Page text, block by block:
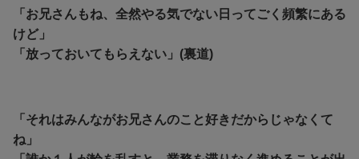
「お兄さんもね、全然やる気でない日ってごく頻繁にある
けど」
「放っておいてもらえない」(裏道)
「それはみんながお兄さんのこと好きだからじゃなくて
ね」